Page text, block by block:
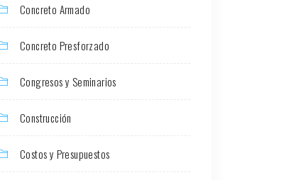
Concreto Armado
Concreto Presforzado
Congresos y Seminarios
Construcción
Costos y Presupuestos